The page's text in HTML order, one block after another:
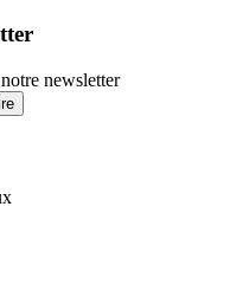
newsletter